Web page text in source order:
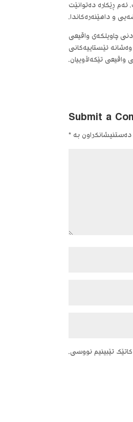
ڕێکارە دەتوانێت
و داهێنەرەکاندا.
چاویلکەی واقیعی
ئێستاییەکانی
تێکەڵاوییان.
Submit a
بە *
تێبینیم نووسی.